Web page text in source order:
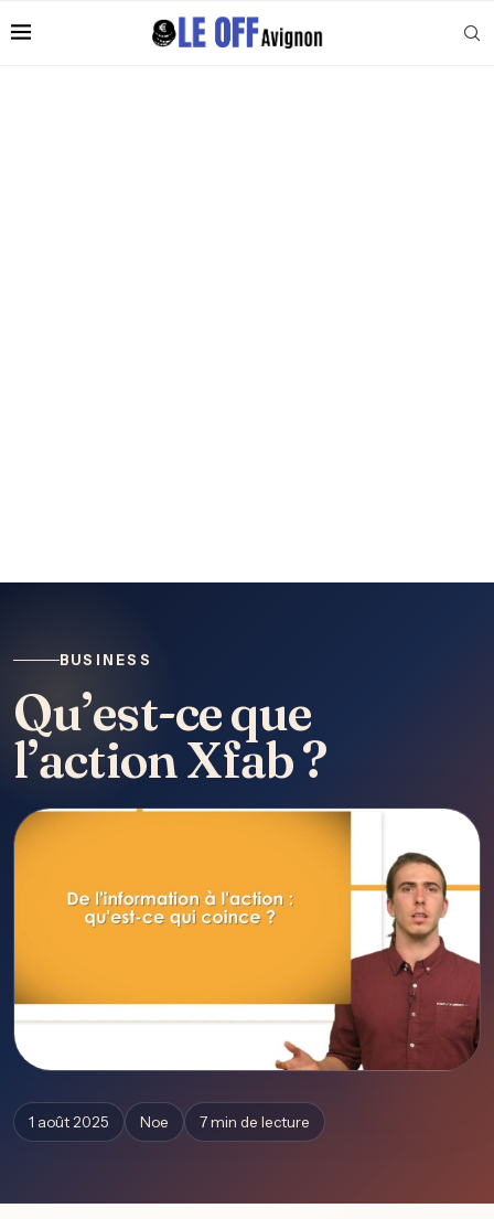
BUSINESS
Qu’est-ce que
l’action Xfab ?
1 août 2025 Noe 7 min de lecture